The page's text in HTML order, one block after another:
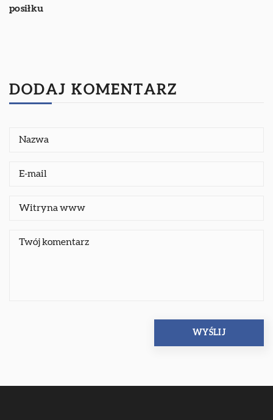
posiłku
DODAJ KOMENTARZ